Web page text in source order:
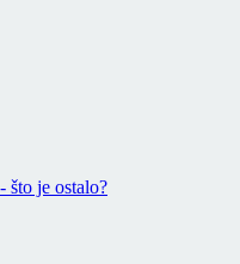
što je ostalo?